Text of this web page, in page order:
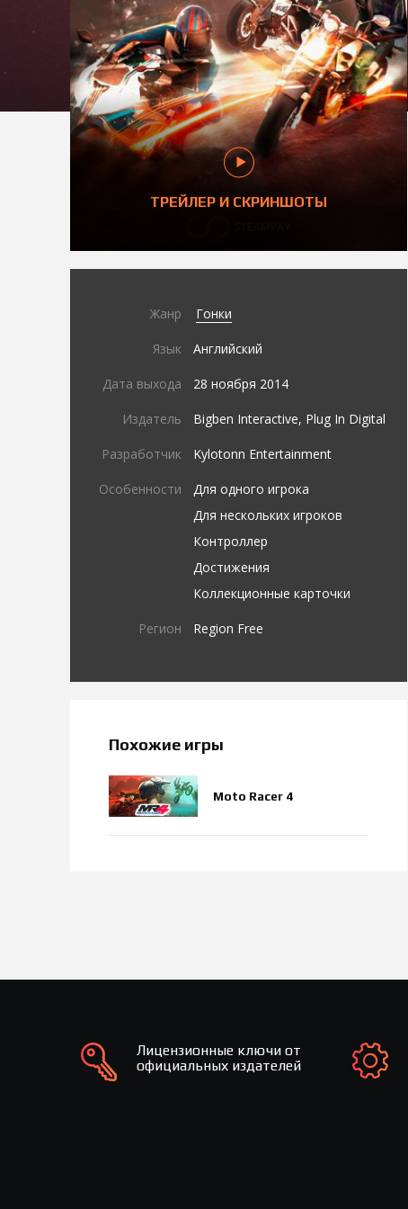
ТРЕЙЛЕР И СКРИНШОТЫ
Жанр Гонки
Язык Английский
Дата выхода 28 ноября 2014
Издатель Bigben Interactive, Plug In Digital
Разработчик Kylotonn Entertainment
Особенности
Для одного игрока
Для нескольких игроков
Контроллер
Достижения
Коллекционные карточки
Регион Region Free
Похожие игры
Moto Racer 4
Лицензионные ключи от
официальных издателей